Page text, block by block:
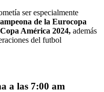
ser especialmente
de la Eurocopa
América 2024, además
del futbol
a las 7:00 am